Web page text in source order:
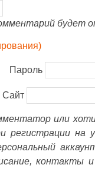
будет
Пароль
Сайт
или
регистрации на
контакты